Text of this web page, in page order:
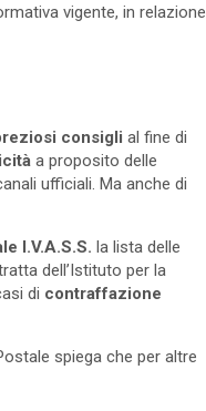
vigente, in relazione
consigli al fine di
a proposito delle
ufficiali. Ma anche di
I.V.A.S.S. la lista delle
dell’Istituto per la
di contraffazione
spiega che per altre